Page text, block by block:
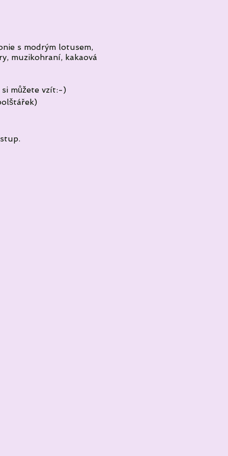
s modrým lotusem,
muzikohraní, kakaová
si můžete vzít:-)